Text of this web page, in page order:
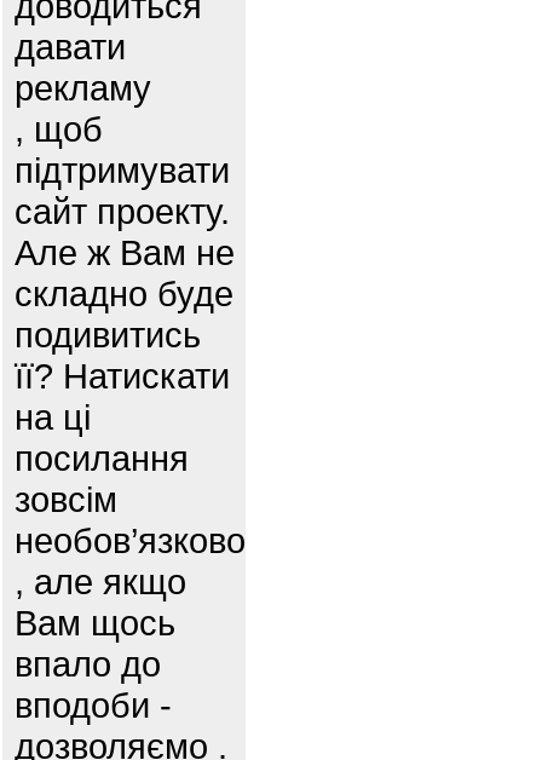
давати
рекламу
, щоб
підтримувати
сайт проекту.
Але ж Вам не
складно буде
подивитись
її? Натискати
на ці
посилання
зовсім
необов’язково
, але якщо
Вам щось
впало до
вподоби -
дозволяємо .